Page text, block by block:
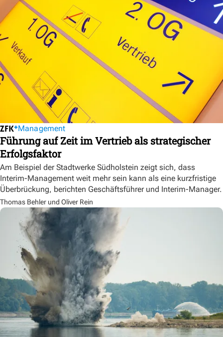
Management
Führung auf Zeit im Vertrieb als strategischer
Erfolgsfaktor
Am Beispiel der Stadtwerke Südholstein zeigt sich, dass
Interim-Management weit mehr sein kann als eine kurzfristige
Überbrückung, berichten Geschäftsführer und Interim-Manager.
Thomas Behler und Oliver Rein